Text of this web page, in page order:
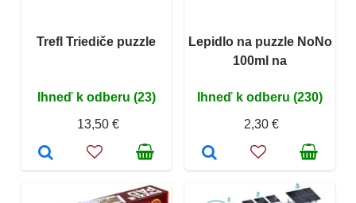
Trefl Triediče puzzle
Ihneď k odberu (23)
13,50 €
Lepidlo na puzzle NoNo
100ml na
Ihneď k odberu (230)
2,30 €